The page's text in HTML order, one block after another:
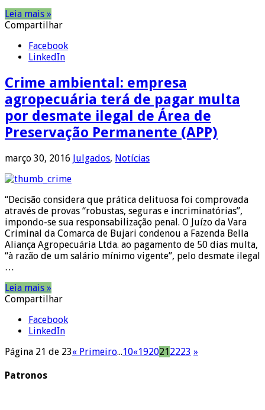
Leia mais »
Compartilhar
Facebook
LinkedIn
Crime ambiental: empresa
agropecuária terá de pagar multa
por desmate ilegal de Área de
Preservação Permanente (APP)
março 30, 2016 Julgados, Notícias
“Decisão considera que prática delituosa foi comprovada
através de provas “robustas, seguras e incriminatórias”,
impondo-se sua responsabilização penal. O Juízo da Vara
Criminal da Comarca de Bujari condenou a Fazenda Bella
Aliança Agropecuária Ltda. ao pagamento de 50 dias multa,
“à razão de um salário mínimo vigente”, pelo desmate ilegal
…
Leia mais »
Compartilhar
Facebook
LinkedIn
Página 21 de 23« Primeiro...10«1920212223 »
Patronos